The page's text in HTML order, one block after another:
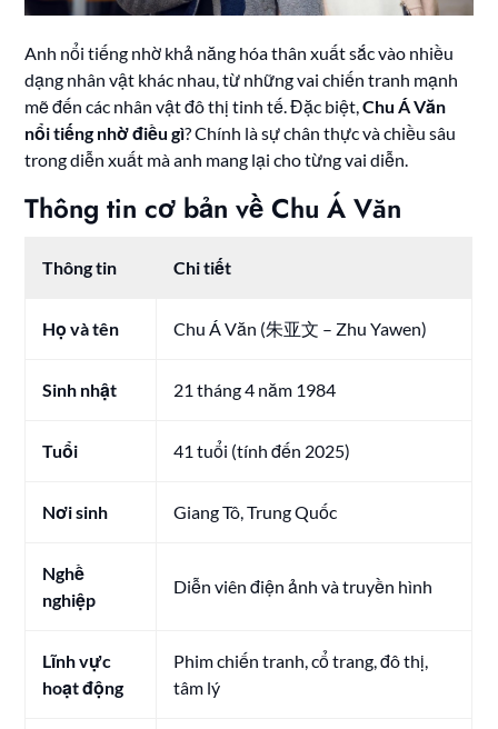
Anh nổi tiếng nhờ khả năng hóa thân xuất sắc vào nhiều
dạng nhân vật khác nhau, từ những vai chiến tranh mạnh
mẽ đến các nhân vật đô thị tinh tế. Đặc biệt,Chu Á Văn
nổi tiếng nhờ điều gì? Chính là sự chân thực và chiều sâu
trong diễn xuất mà anh mang lại cho từng vai diễn.
Thông tin cơ bản về Chu Á Văn
Thông tin Chi tiết
Họ và tên Chu Á Văn (朱亚文 – Zhu Yawen)
Sinh nhật 21 tháng 4 năm 1984
Tuổi 41 tuổi (tính đến 2025)
Nơi sinh Giang Tô, Trung Quốc
Nghề
nghiệp
Diễn viên điện ảnh và truyền hình
Lĩnh vực
hoạt động
Phim chiến tranh, cổ trang, đô thị,
tâm lý